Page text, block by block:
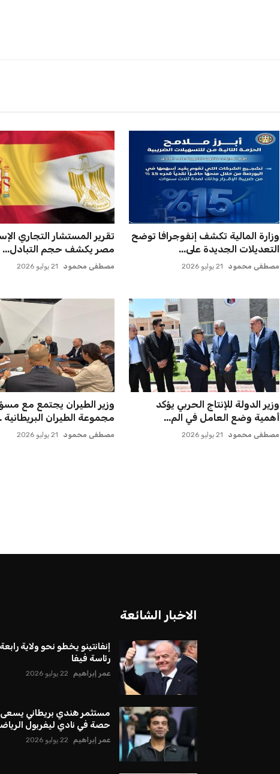
إسبانيا تتصدر من جديد والمغرب
يحقق إنجازًا تاريخيًا
عمر إبراهيم 21 يوليو 2026
برشلونة يخطط للإعلان
كريم أديمي الجديدة
عمر إبراهيم 22 يوليو 2026
خروج ألمانيا يشكل خطرًا على
التسويق العالمي للدوري الأل...
عمر إبراهيم 22 يوليو 2026
ميسي يعود إلى مسقط
روساريو للاسترخاء بعد
عمر إبراهيم 21 يوليو 2026
الاخبار الشائعة
إنفانتينو يخطو نحو ولاية
رئاسة فيفا
عمر إبراهيم 22 يوليو 2026
مستثمر هندي بريطاني يسعى
حصة في نادي ليفربول
عمر إبراهيم 22 يوليو 2026